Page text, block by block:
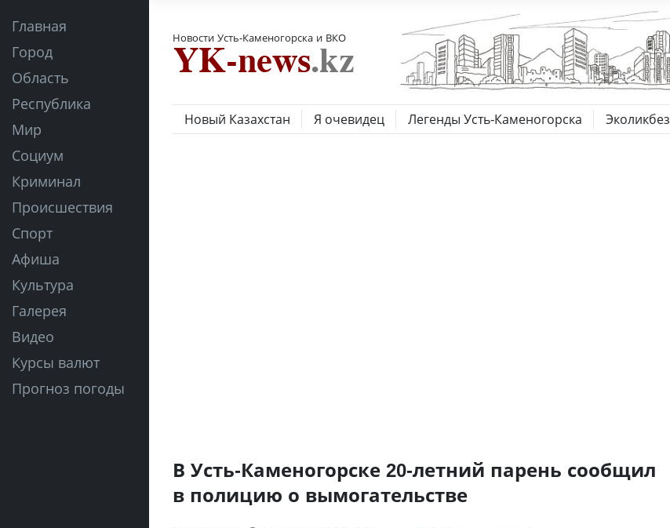
Главная
Город
Область
Республика
Мир
Социум
Криминал
Происшествия
Спорт
Афиша
Культура
Галерея
Видео
Курсы валют
Прогноз погоды
Новости Усть-Каменогорска и ВКО
Новый Казахстан Я очевидец Легенды Усть-Каменогорска Эколикбез
В Усть-Каменогорске 20-летний парень сообщил
в полицию о вымогательстве